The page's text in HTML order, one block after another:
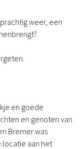
weer, een
en goede
en genoten van
Bremer was
locatie aan het